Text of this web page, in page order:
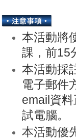
本活動將
課，前15
本活動採
電子郵件
email資
試電腦。
本活動優